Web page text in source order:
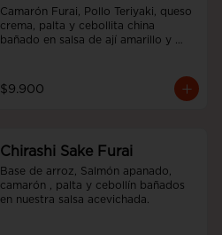
Camarón Furai, Pollo Teriyaki, queso
crema, palta y cebollita china
bañado en salsa de ají amarillo y
$9.900
Chirashi Sake Furai
Base de arroz, Salmón apanado,
camarón , palta y cebollín bañados
en nuestra salsa acevichada.